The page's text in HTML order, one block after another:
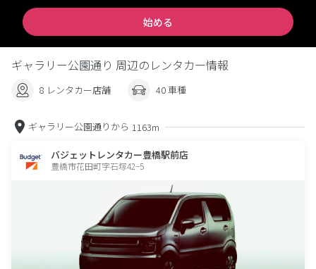
始める
ギャラリー公園通り 周辺のレンタカー情報
8 レンタカー店舗 40 車種
ギャラリー公園通りから 1163m
バジェットレンタカー豊橋駅前店
豊橋市花田町字石塚42−5